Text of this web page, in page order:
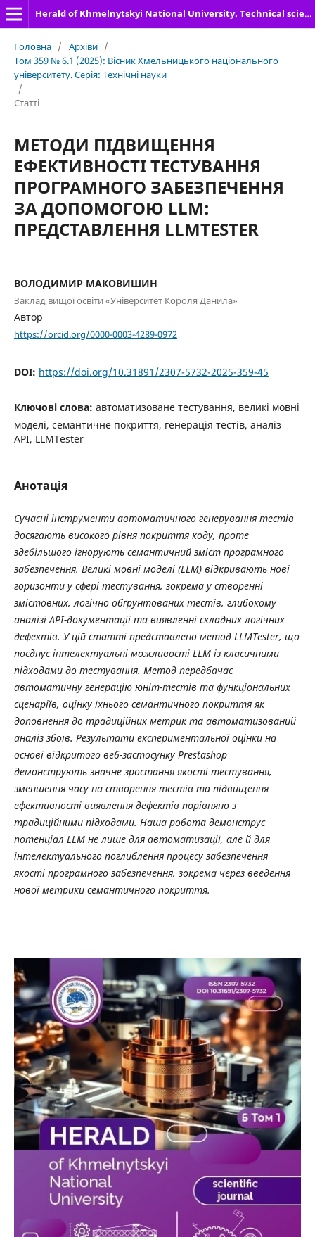
Herald of Khmelnytskyi National University. Technical sciences
Головна / Архіви /
Том 359 № 6.1 (2025): Вісник Хмельницького національного
університету. Серія: Технічні науки
/
Статті
МЕТОДИ ПІДВИЩЕННЯ
ЕФЕКТИВНОСТІ ТЕСТУВАННЯ
ПРОГРАМНОГО ЗАБЕЗПЕЧЕННЯ
ЗА ДОПОМОГОЮ LLM:
ПРЕДСТАВЛЕННЯ LLMTESTER
ВОЛОДИМИР МАКОВИШИН
Заклад вищої освіти «Університет Короля Данила»
Автор
https://orcid.org/0000-0003-4289-0972
DOI: https://doi.org/10.31891/2307-5732-2025-359-45
Ключові слова: автоматизоване тестування, великі мовні
моделі, семантичне покриття, генерація тестів, аналіз
API, LLMTester
Анотація
Сучасні інструменти автоматичного генерування тестів
досягають високого рівня покриття коду, проте
здебільшого ігнорують семантичний зміст програмного
забезпечення. Великі мовні моделі (LLM) відкривають нові
горизонти у сфері тестування, зокрема у створенні
змістовних, логічно обґрунтованих тестів, глибокому
аналізі API-документації та виявленні складних логічних
дефектів. У цій статті представлено метод LLMTester, що
поєднує інтелектуальні можливості LLM із класичними
підходами до тестування. Метод передбачає
автоматичну генерацію юніт-тестів та функціональних
сценаріїв, оцінку їхнього семантичного покриття як
доповнення до традиційних метрик та автоматизований
аналіз збоїв. Результати експериментальної оцінки на
основі відкритого веб-застосунку Prestashop
демонструють значне зростання якості тестування,
зменшення часу на створення тестів та підвищення
ефективності виявлення дефектів порівняно з
традиційними підходами. Наша робота демонструє
потенціал LLM не лише для автоматизації, але й для
інтелектуального поглиблення процесу забезпечення
якості програмного забезпечення, зокрема через введення
нової метрики семантичного покриття.